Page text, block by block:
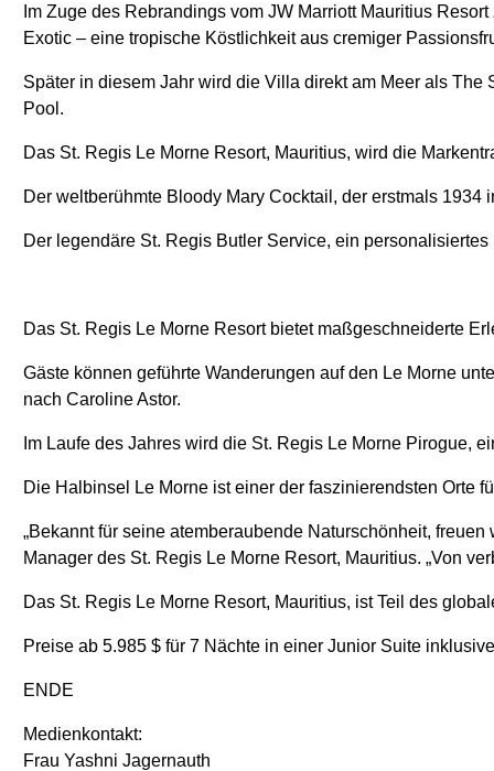
Im Zuge des Rebrandings vom JW Marriott Mauritius
Exotic – eine tropische Köstlichkeit aus cremiger
Später in diesem Jahr wird die Villa direkt am Meer als
Pool.
Das St. Regis Le Morne Resort, Mauritius, wird die
Der weltberühmte Bloody Mary Cocktail, der erstmals
Der legendäre St. Regis Butler Service, ein
Das St. Regis Le Morne Resort bietet maßgeschneiderte
Gäste können geführte Wanderungen auf den Le Morne
nach Caroline Astor.
Im Laufe des Jahres wird die St. Regis Le Morne Pirogue,
Die Halbinsel Le Morne ist einer der faszinierendsten Orte
„Bekannt für seine atemberaubende Naturschönheit,
Manager des St. Regis Le Morne Resort, Mauritius. „Von
Das St. Regis Le Morne Resort, Mauritius, ist Teil des
Preise ab 5.985 $ für 7 Nächte in einer Junior Suite
ENDE
Medienkontakt:
Frau Yashni Jagernauth